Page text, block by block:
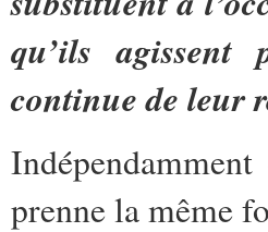
qu’ils
continue de leur
prenne la même